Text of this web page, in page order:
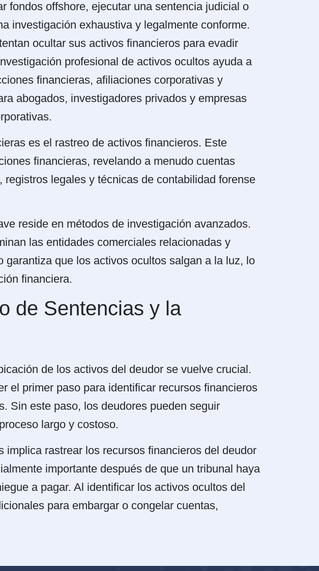
fondos offshore, ejecutar una sentencia judicial o
investigación exhaustiva y legalmente conforme.
ocultar sus activos financieros para evadir
profesional de activos ocultos ayuda a
financieras, afiliaciones corporativas y
abogados, investigadores privados y empresas
es el rastreo de activos financieros. Este
financieras, revelando a menudo cuentas
legales y técnicas de contabilidad forense
reside en métodos de investigación avanzados.
las entidades comerciales relacionadas y
que los activos ocultos salgan a la luz, lo
financiera.
de Sentencias y la
de los activos del deudor se vuelve crucial.
el primer paso para identificar recursos financieros
Sin este paso, los deudores pueden seguir
largo y costoso.
rastrear los recursos financieros del deudor
importante después de que un tribunal haya
a pagar. Al identificar los activos ocultos del
para embargar o congelar cuentas,